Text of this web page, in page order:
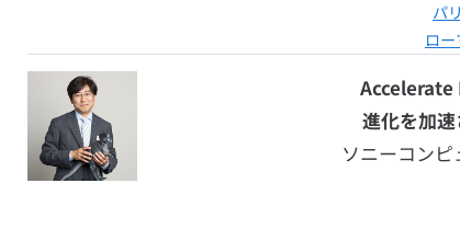
パ
ロ
進化を加
ソニーコン